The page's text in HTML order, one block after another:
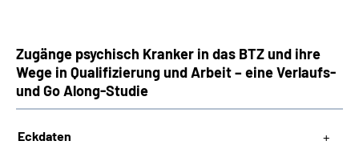
Zugänge psychisch Kranker in das BTZ und ihre
Wege in Qualifizierung und Arbeit – eine Verlaufs-
und Go Along-Studie
Eckdaten